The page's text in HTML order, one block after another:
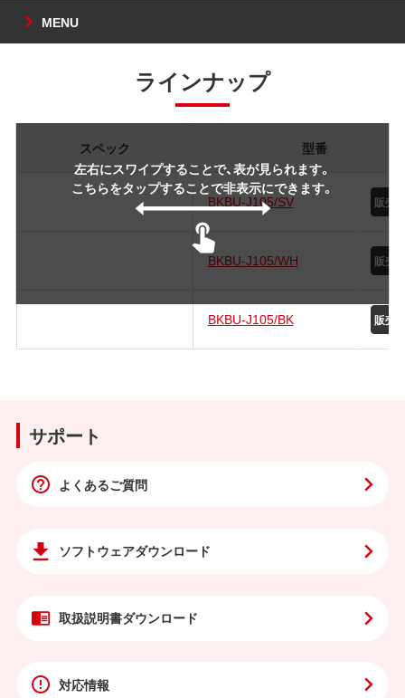
MENU
ラインナップ
左右にスワイプすることで、表が見られます。
こちらをタップすることで非表示にできます。
スペック 型番
BKBU-J105/SV
BKBU-J105/WH
BKBU-J105/BK
サポート
よくあるご質問
ソフトウェアダウンロード
取扱説明書ダウンロード
対応情報